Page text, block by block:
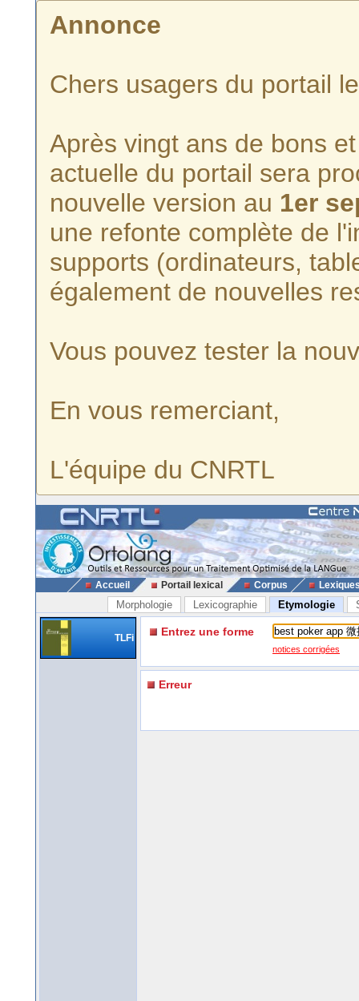
Annonce
Chers usagers du portail
Après vingt ans de bons
actuelle du portail sera
nouvelle version au 1er
une refonte complète de
supports (ordinateurs,
également de nouvelles
Vous pouvez tester la
En vous remerciant,
L'équipe du CNRTL
Accueil Portail lexical Corpus
Morphologie Lexicographie Etymologie
TLFi Entrez une forme
notices corrigées
Erreur